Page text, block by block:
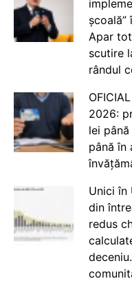
Apar
scutire
rândul
2026:
lei
până în
Unici în
din
redus